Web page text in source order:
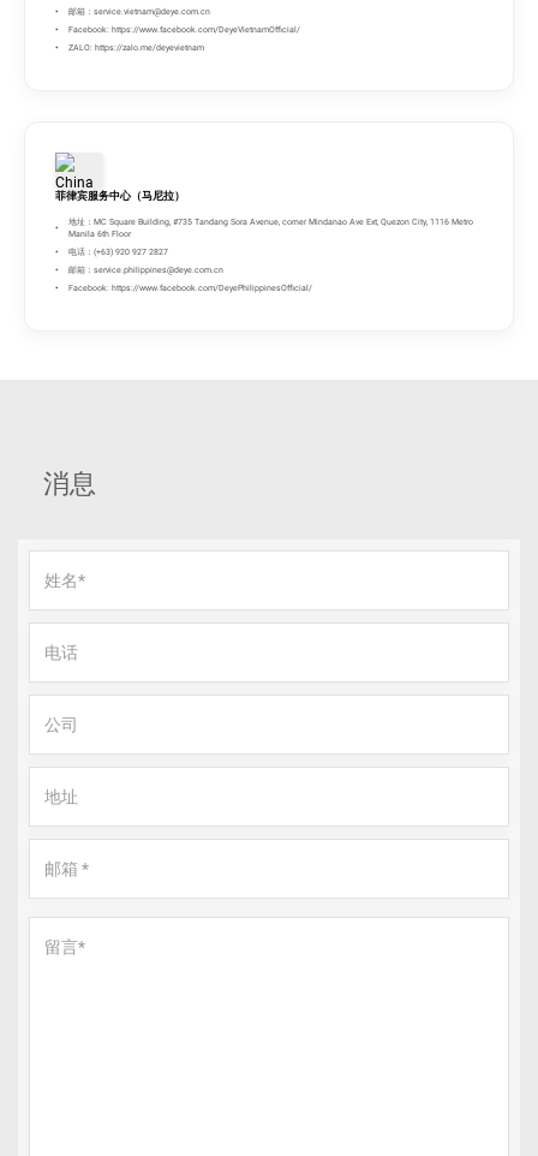
邮箱： service.vietnam@deye.com.cn
Facebook: https://www.facebook.com/DeyeVietnamOfficial/
ZALO: https://zalo.me/deyevietnam
菲律宾服务中心（马尼拉）
地址：MC Square Building, #735 Tandang Sora Avenue, corner Mindanao Ave Ext, Quezon City, 1116 Metro
Manila 6th Floor
电话：(+63) 920 927 2827
邮箱： service.philippines@deye.com.cn
Facebook: https://www.facebook.com/DeyePhilippinesOfficial/
消息